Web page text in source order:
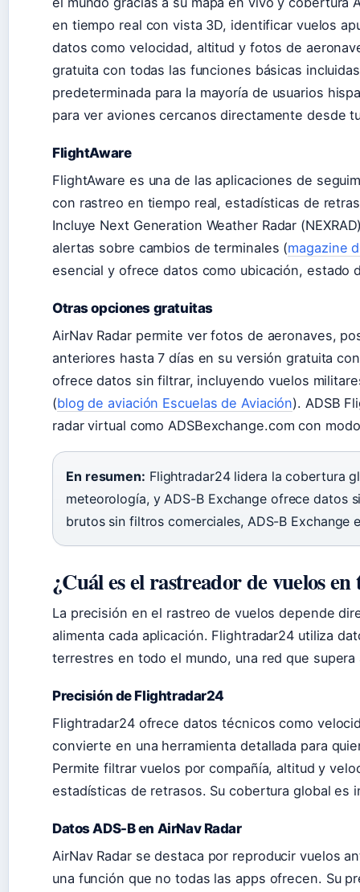
en tiempo real con vista 3D, identificar vuelos
datos como velocidad, altitud y fotos de
gratuita con todas las funciones básicas
predeterminada para la mayoría de usuarios
para ver aviones cercanos directamente desde
FlightAware
FlightAware es una de las aplicaciones de
con rastreo en tiempo real, estadísticas de
Incluye Next Generation Weather Radar
alertas sobre cambios de terminales (magazine
esencial y ofrece datos como ubicación, estado
Otras opciones gratuitas
AirNav Radar permite ver fotos de aeronaves,
anteriores hasta 7 días en su versión gratuita
ofrece datos sin filtrar, incluyendo vuelos
(blog de aviación Escuelas de Aviación). ADSB
radar virtual como ADSBexchange.com con
En resumen: Flightradar24 lidera la cobertura
meteorología, y ADS-B Exchange ofrece datos
brutos sin filtros comerciales, ADS-B Exchange
¿Cuál es el rastreador de vuelos
La precisión en el rastreo de vuelos depende
alimenta cada aplicación. Flightradar24 utiliza
terrestres en todo el mundo, una red que
Precisión de Flightradar24
Flightradar24 ofrece datos técnicos como
convierte en una herramienta detallada para
Permite filtrar vuelos por compañía, altitud y
estadísticas de retrasos. Su cobertura global es
Datos ADS-B en AirNav Radar
AirNav Radar se destaca por reproducir vuelos
una función que no todas las apps ofrecen. Su